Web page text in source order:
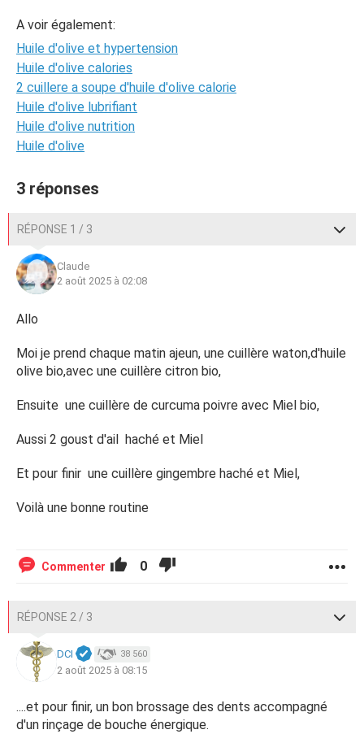
A voir également:
Huile d'olive et hypertension
Huile d'olive calories
2 cuillere a soupe d'huile d'olive calorie
Huile d'olive lubrifiant
Huile d'olive nutrition
Huile d'olive
3 réponses
RÉPONSE 1 / 3
Claude
2 août 2025 à 02:08
Allo
Moi je prend chaque matin ajeun, une cuillère waton,d'huile
olive bio,avec une cuillère citron bio,
Ensuite une cuillère de curcuma poivre avec Miel bio,
Aussi 2 goust d'ail haché et Miel
Et pour finir une cuillère gingembre haché et Miel,
Voilà une bonne routine
Commenter 0
RÉPONSE 2 / 3
DCI 38 560
2 août 2025 à 08:15
....et pour finir, un bon brossage des dents accompagné
d'un rinçage de bouche énergique.